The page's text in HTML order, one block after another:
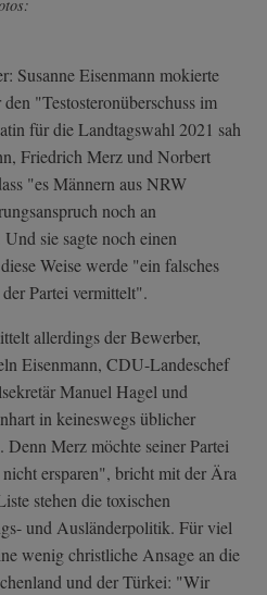
Susanne Eisenmann mokierte
"Testosteronüberschuss im
für die Landtagswahl 2021 sah
Friedrich Merz und Norbert
"es Männern aus NRW
noch an
sie sagte noch einen
Weise werde "ein falsches
Partei vermittelt".
allerdings der Bewerber,
Eisenmann, CDU-Landeschef
Manuel Hagel und
in keineswegs üblicher
Denn Merz möchte seiner Partei
erspar­en", bricht mit der Ära
stehen die toxischen
und Ausländerpolitik. Für viel
wenig christliche Ansage an die
und der Türkei: "Wir